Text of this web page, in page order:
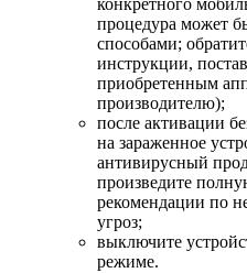
конкретного
процедура может
способами;
инструкции,
приобретенным
производителю);
после активации
на зараженное
антивирусный
произведите
рекомендации по
угроз;
выключите
режиме.